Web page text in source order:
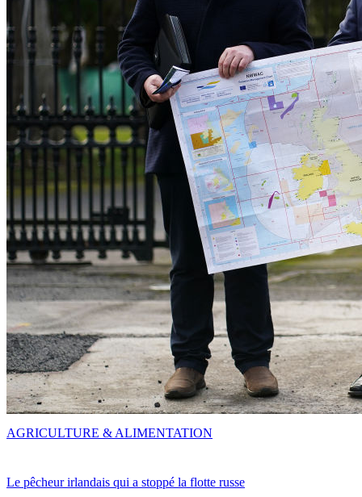
Le pêcheur irlandais qui a stoppé la flotte russe
AGRICULTURE & ALIMENTATION